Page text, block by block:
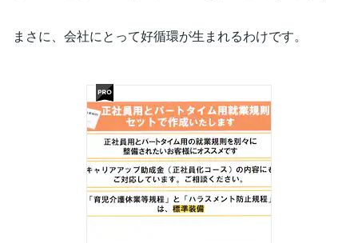
まさに、会社にとって好循環が生まれるわけです。